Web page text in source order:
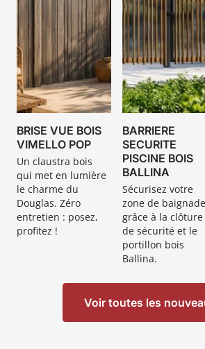
BRISE VUE BOIS
VIMELLO POP
Un claustra bois
qui met en lumière
le charme du
Douglas. Zéro
entretien : posez,
profitez !
BARRIERE
SECURITE
PISCINE BOIS
BALLINA
Sécurisez votre
zone de baignade
grâce à la clôture
de sécurité et le
portillon bois
Ballina.
Voir toutes les